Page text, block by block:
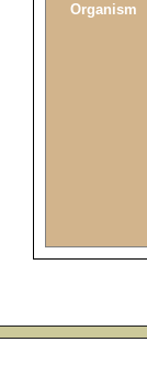
Organism